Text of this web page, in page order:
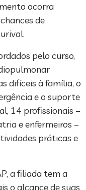
ocorra
de
pelo curso,
difíceis à família, o
e o suporte
14 profissionais –
e enfermeiros –
práticas e
a filiada tem a
o alcance de suas